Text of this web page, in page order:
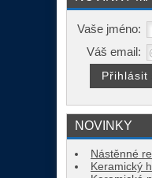
Vaše jméno:
Váš email:
NOVINKY
Nástěnné
Keramický